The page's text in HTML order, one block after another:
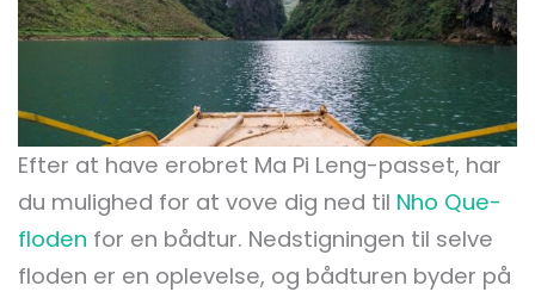
Efter at have erobret Ma Pi Leng-passet, har
du mulighed for at vove dig ned til Nho Que-
floden for en bådtur. Nedstigningen til selve
floden er en oplevelse, og bådturen byder på